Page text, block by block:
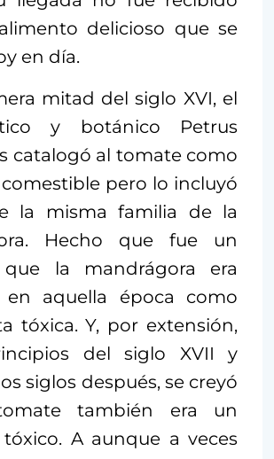
delicioso que se
en día.
mitad del siglo XVI, el
y botánico Petrus
catalogó al tomate como
pero lo incluyó
la misma familia de la
Hecho que fue un
la mandrágora era
en aquella época como
tóxica. Y, por extensión,
del siglo XVII y
siglos después, se creyó
también era un
A aunque a veces